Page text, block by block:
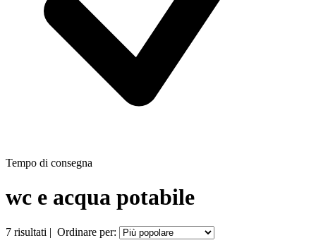
Tempo di consegna
wc e acqua potabile
7 risultati | Ordinare per: